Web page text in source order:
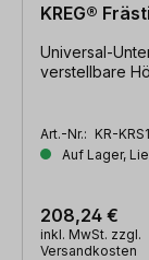
KREG®
Universal-
Art.-Nr.: KR-
Auf Lager,
208,24 €
inkl. MwSt. zzgl.
Versandkosten